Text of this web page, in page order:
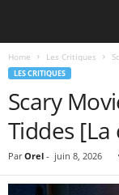
Home Les Critiques
LES CRITIQUES
Scary
Tiddes
Par Orel - juin 8, 2026